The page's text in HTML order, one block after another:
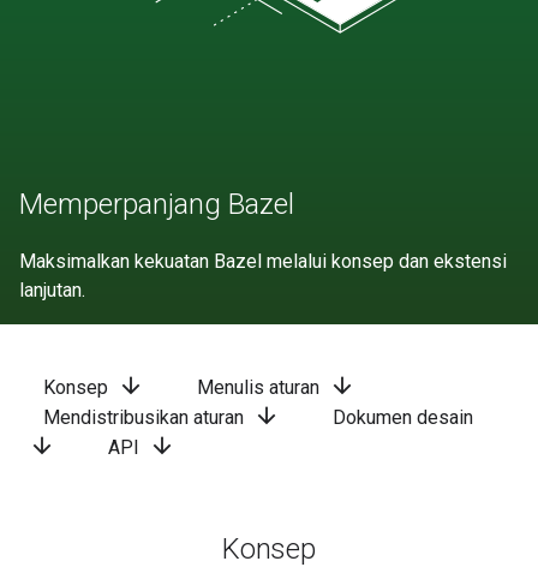
Memperpanjang Bazel
Maksimalkan kekuatan Bazel melalui konsep dan ekstensi
lanjutan.
Konsep arrow_downward Menulis aturan arrow_downward
Mendistribusikan aturan arrow_downward Dokumen desain
arrow_downward API arrow_downward
Konsep